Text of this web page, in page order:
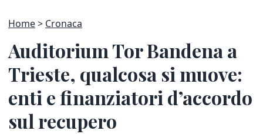
Home Cronaca
Auditorium Tor Bandena a
Trieste, qualcosa si muove:
enti e finanziatori d’accordo
sul recupero